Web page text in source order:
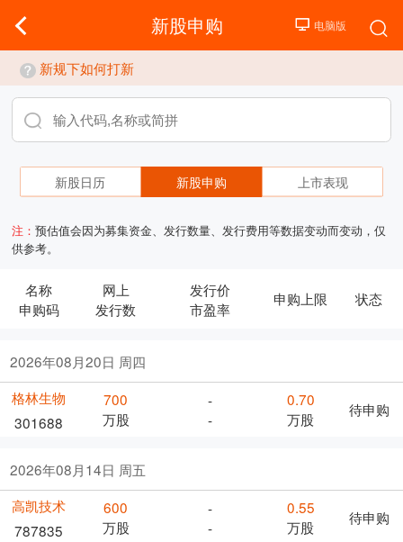
新股申购
新规下如何打新
新股日历 新股申购 上市表现
注：预估值会因为募集资金、发行数量、发行费用等数据变动而变动，仅
供参考。
名称
申购码
网上
发行数
发行价
市盈率
申购上限 状态
2026年08月20日 周四
格林生物
301688
700
万股
-
-
0.70
万股
待申购
2026年08月14日 周五
高凯技术
787835
600
万股
-
-
0.55
万股
待申购